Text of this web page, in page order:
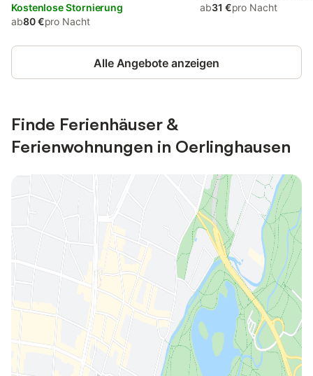
Kostenlose Stornierung
ab80 €pro Nacht
ab31 €pro Nacht
Alle Angebote anzeigen
Finde Ferienhäuser &
Ferienwohnungen in Oerlinghausen